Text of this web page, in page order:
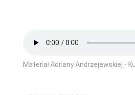
Materiał Adriany Andrzejewskiej -